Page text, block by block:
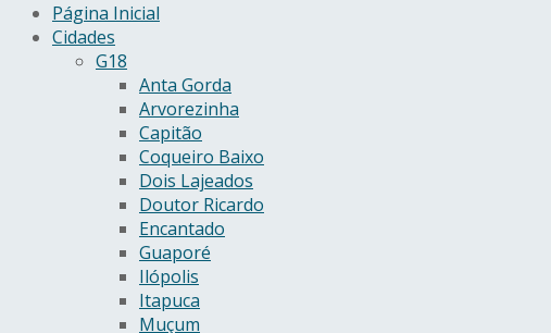
Página Inicial
Cidades
G18
Anta Gorda
Arvorezinha
Capitão
Coqueiro Baixo
Dois Lajeados
Doutor Ricardo
Encantado
Guaporé
Ilópolis
Itapuca
Muçum